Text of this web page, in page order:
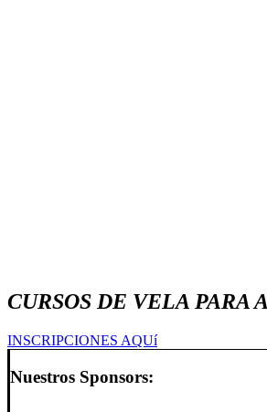
CURSOS DE VELA PARA
INSCRIPCIONES AQUí
Nuestros Sponsors: